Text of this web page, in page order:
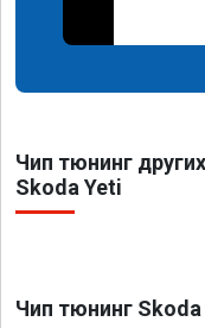
Чип тюнинг
Skoda Yeti
Чип тюнинг